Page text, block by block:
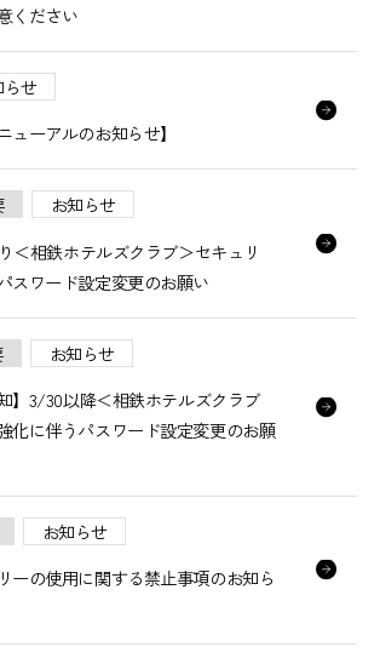
ください
らせ
ューアルのお知らせ】
お知らせ
＜相鉄ホテルズクラブ＞セキュリ
スワード設定変更のお願い
お知らせ
】3/30以降＜相鉄ホテルズクラブ
化に伴うパスワード設定変更のお願
お知らせ
ーの使用に関する禁止事項のお知ら